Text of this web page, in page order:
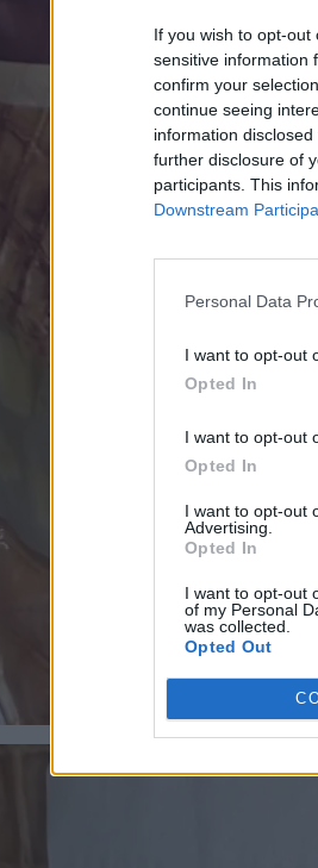
If you wish to opt-
sensitive information
confirm your
continue seeing
information
further disclosure of
participants. This
Downstream
Personal Data
I want to opt-out
Opted In
I want to opt-out
Opted In
I want to opt-out
Advertising.
Opted In
I want to opt-out
of my Personal
was collected.
Opted Out